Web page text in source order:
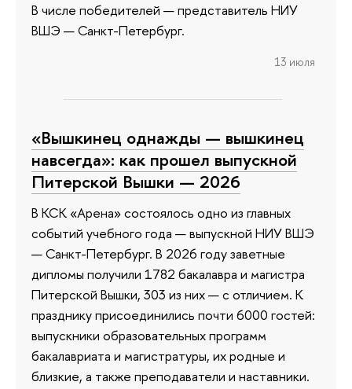
В числе победителей — представитель НИУ
ВШЭ — Санкт-Петербург.
13 июля
«Вышкинец однажды — вышкинец
навсегда»: как прошел выпускной
Питерской Вышки — 2026
В КСК «Арена» состоялось одно из главных
событий учебного года — выпускной НИУ ВШЭ
— Санкт-Петербург. В 2026 году заветные
дипломы получили 1782 бакалавра и магистра
Питерской Вышки, 303 из них — с отличием. К
празднику присоединились почти 6000 гостей:
выпускники образовательных программ
бакалавриата и магистратуры, их родные и
близкие, а также преподаватели и наставники.